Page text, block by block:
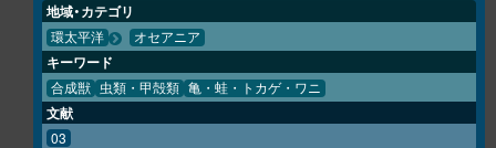
LINK
地域・カテゴリ
環太平洋 オセアニア
キーワード
合成獣 虫類・甲殻類 亀・蛙・トカゲ・ワニ
文献
03